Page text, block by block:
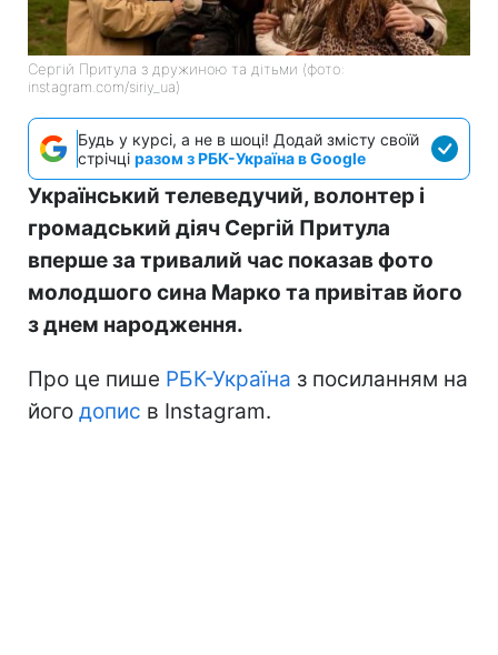
Сергій Притула з дружиною та дітьми (фото:
instagram.com/siriy_ua)
Будь у курсі, а не в шоці! Додай змісту своїй
стрічці разом з РБК-Україна в Google
Український телеведучий, волонтер і
громадський діяч Сергій Притула
вперше за тривалий час показав фото
молодшого сина Марко та привітав його
з днем народження.
Про це пише РБК-Україна з посиланням на
його допис в Instagram.